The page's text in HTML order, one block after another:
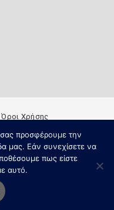
Όροι Χρήσης
προσφέρουμε την
μας. Εάν συνεχίσετε να
πως είστε
αυτό.
A.E.